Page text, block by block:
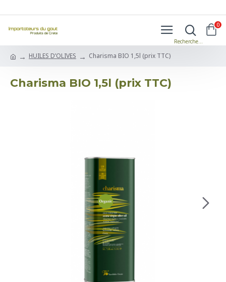
0
HUILES D’OLIVES Charisma BIO 1,5l (prix TTC)
Charisma BIO 1,5l (prix TTC)